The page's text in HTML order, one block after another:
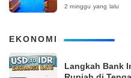
2 minggu yang lalu
EKONOMI
Langkah Bank